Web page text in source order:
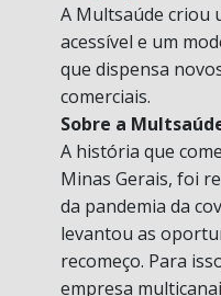
A Multsaúde criou
acessível e um
que dispensa
comerciais.
Sobre a
A história que
Minas Gerais, foi
da pandemia da
levantou as
recomeço. Para
empresa